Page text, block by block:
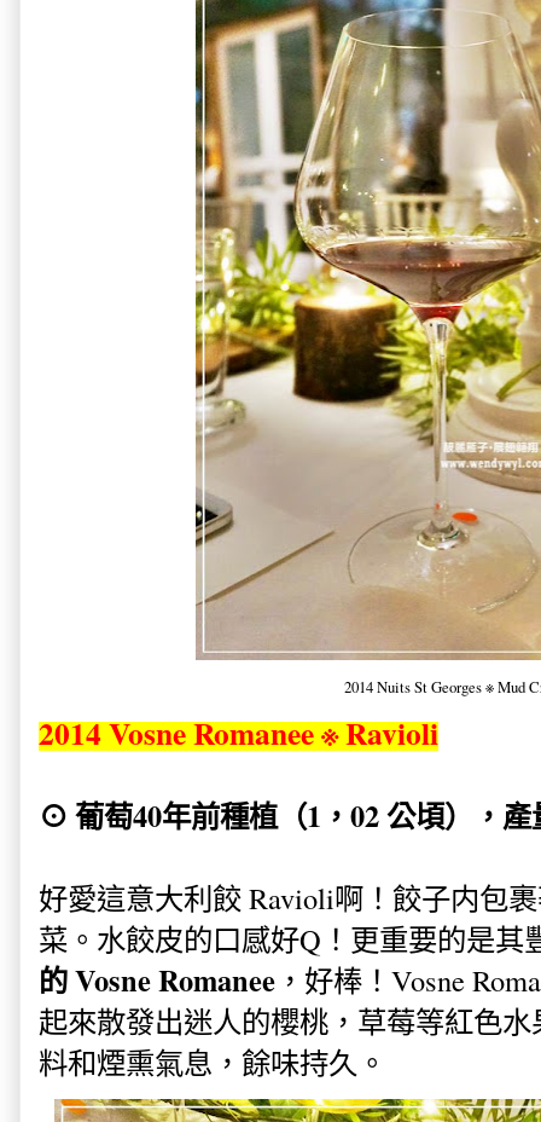
2014 Nuits St Georges ※ Mud
2014 Vosne Romanee ※ Ravioli
⊙ 葡萄40年前種植（1，02 公頃），產
好愛這意大利餃 Ravioli啊！餃子内包
菜。水餃皮的口感好Q！更重要的是
的 Vosne Romanee ，好棒！ Vosne
起來散發出迷人的櫻桃，草莓等紅色
料和煙熏氣息，餘味持久。